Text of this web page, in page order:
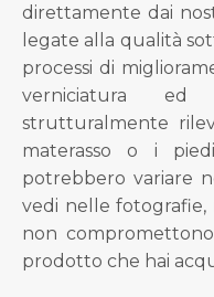
direttamente dai
legate alla qualità
processi di
verniciatura ed
strutturalmente
materasso o i
potrebbero variare
vedi nelle fotografie,
non
prodotto che hai